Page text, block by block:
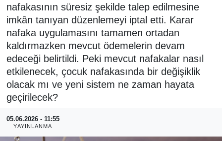
nafakasının süresiz şekilde talep edilmesine
imkân tanıyan düzenlemeyi iptal etti. Karar
nafaka uygulamasını tamamen ortadan
kaldırmazken mevcut ödemelerin devam
edeceği belirtildi. Peki mevcut nafakalar nasıl
etkilenecek, çocuk nafakasında bir değişiklik
olacak mı ve yeni sistem ne zaman hayata
geçirilecek?
05.06.2026 - 11:55
YAYINLANMA
ASAYİŞ
RESMİ REKLAM
Haber Arşivi